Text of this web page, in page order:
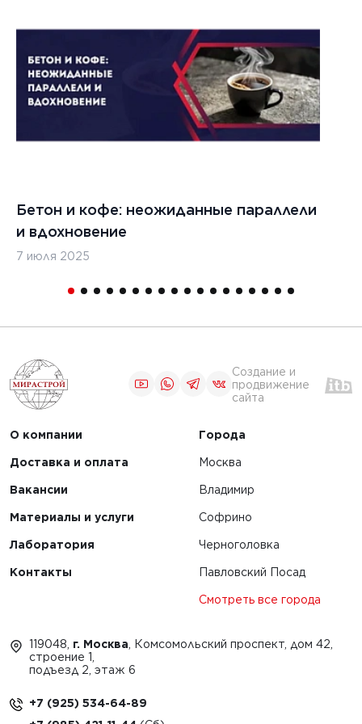
Бетон и кофе: неожиданные параллели
и вдохновение
7 июля 2025
Создание и
продвижение
сайта
О компании
Доставка и оплата
Вакансии
Материалы и услуги
Лаборатория
Контакты
Города
Москва
Владимир
Софрино
Черноголовка
Павловский Посад
Смотреть все города
119048, г. Москва , Комсомольский проспект, дом 42,
строение 1,
подъезд 2, этаж 6
+7 (925) 534-64-89